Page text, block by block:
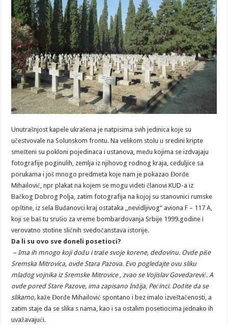
Unutrašnjost kapele ukrašena je natpisima svih jedinica koje su
učestvovale na Solunskom frontu. Na velikom stolu u sredini kripte
smešteni su pokloni pojedinaca i ustanova, među kojima se izdvajaju
fotografije poginulih, zemlja iz njihovog rodnog kraja, ceduljice sa
porukama i još mnogo predmeta koje nam je pokazao Đorđe
Mihailović, npr plakat na kojem se mogu videti članovi KUD-a iz
Bačkog Dobrog Polja, zatim fotografija na kojoj su stanovnici rumske
opštine, iz sela Buđanovci kraj ostataka ,,nevidljivog“ aviona F – 117 A,
koji se baš tu srušio za vreme bombardovanja Srbije 1999.godine i
verovatno stotine sličnih svedočanstava istorije.
Da li su ovo sve doneli posetioci?
– Ima ih mnogo koji dođu i traže svoje korene, dedovinu. Ovde piše
Sremska Mitrovica, ovde Stara Pazova. Evo pogledajte ovu sliku
mladog vojnika iz Sremske Mitrovice , zvao se Vojislav Govedarević. A
ovde pored Stare Pazove, ima zapisano Inđija, Pećinci. Dođite da se
slikamo, kaže Đorđe Mihailović spontano i bez imalo izveštačenosti, a
zatim staje da se slika s nama, kao i sa ostalim posetiocima jednako ih
uvažavajući.